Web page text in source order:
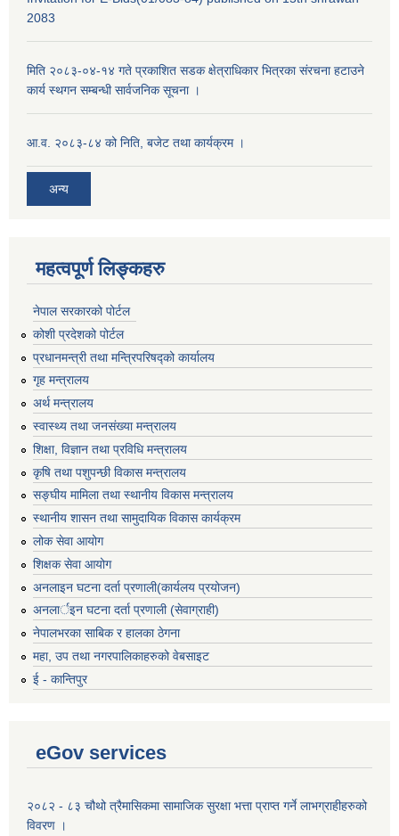
2083
मिति २०८३-०४-१४ गते प्रकाशित सडक क्षेत्राधिकार भित्रका संरचना हटाउने
कार्य स्थगन सम्बन्धी सार्वजनिक सूचना ।
आ.व. २०८३-८४ को निति, बजेट तथा कार्यक्रम ।
अन्य
महत्वपूर्ण लिङ्कहरु
नेपाल सरकारको पोर्टल
कोशी प्रदेशको पोर्टल
प्रधानमन्‍त्री तथा मन्‍त्रिपरिषद्को कार्यालय
गृह मन्‍त्रालय
अर्थ मन्त्रालय
स्वास्थ्य तथा जनसंख्या मन्त्रालय
शिक्षा, विज्ञान तथा प्रविधि मन्त्रालय
कृषि तथा पशुपन्छी विकास मन्त्रालय
सङ्घीय मामिला तथा स्थानीय विकास मन्त्रालय
स्थानीय शासन तथा सामुदायिक विकास कार्यक्रम
लोक सेवा आयोग
शिक्षक सेवा आयोग
अनलाइन घटना दर्ता प्रणाली(कार्यलय प्रयोजन)
अनलार्इन घटना दर्ता प्रणाली (सेवाग्राही)
नेपालभरका साबिक र हालका ठेगना
महा, उप तथा नगरपालिकाहरुको वेबसाइट
ई - कान्तिपुर
eGov services
२०८२ - ८३ चौथो त्रैमासिकमा सामाजिक सुरक्षा भत्ता प्राप्त गर्ने लाभग्राहीहरुको
विवरण ।